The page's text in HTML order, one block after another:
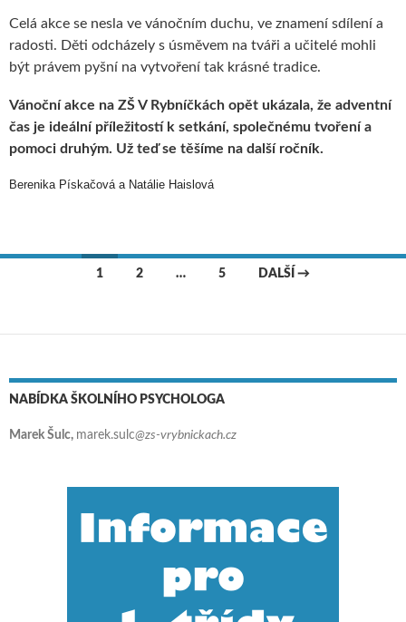
Celá akce se nesla ve vánočním duchu, ve znamení sdílení a
radosti. Děti odcházely s úsměvem na tváři a učitelé mohli
být právem pyšní na vytvoření tak krásné tradice.
Vánoční akce na ZŠ V Rybníčkách opět ukázala, že adventní
čas je ideální příležitostí k setkání, společnému tvoření a
pomoci druhým. Už teď se těšíme na další ročník.
Berenika Pískačová a Natálie Haislová
1 2 … 5 DALŠÍ →
NABÍDKA ŠKOLNÍHO PSYCHOLOGA
Marek Šulc, marek.sulc@zs-vrybnickach.cz